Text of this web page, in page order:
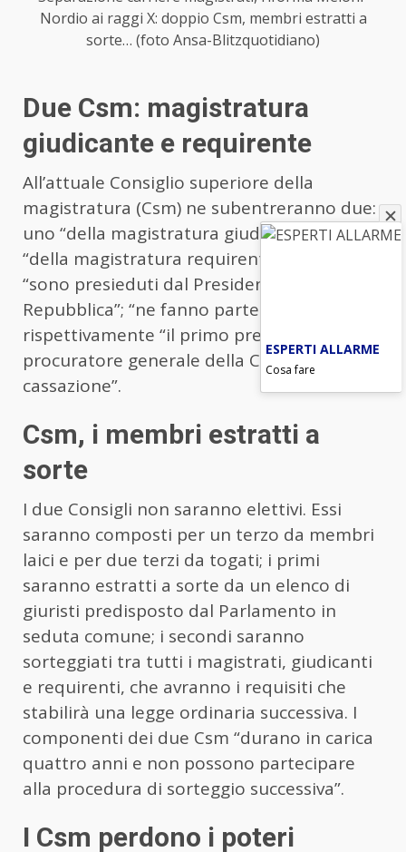
Nordio ai raggi X: doppio Csm, membri estratti a
sorte… (foto Ansa-Blitzquotidiano)
Due Csm: magistratura
giudicante e requirente
All’attuale Consiglio superiore della
magistratura (Csm) ne subentreranno due:
uno “della magistratura giudicante” ed uno
“della magistratura requirente”; entrambe
“sono presieduti dal Presidente della
Repubblica”; “ne fanno parte di diritto”
rispettivamente “il primo presidente e il
procuratore generale della Corte di
cassazione”.
Csm, i membri estratti a
sorte
I due Consigli non saranno elettivi. Essi
saranno composti per un terzo da membri
laici e per due terzi da togati; i primi
saranno estratti a sorte da un elenco di
giuristi predisposto dal Parlamento in
seduta comune; i secondi saranno
sorteggiati tra tutti i magistrati, giudicanti
e requirenti, che avranno i requisiti che
stabilirà una legge ordinaria successiva. I
componenti dei due Csm “durano in carica
quattro anni e non possono partecipare
alla procedura di sorteggio successiva”.
I Csm perdono i poteri
ESPERTI ALLARME
Cosa fare